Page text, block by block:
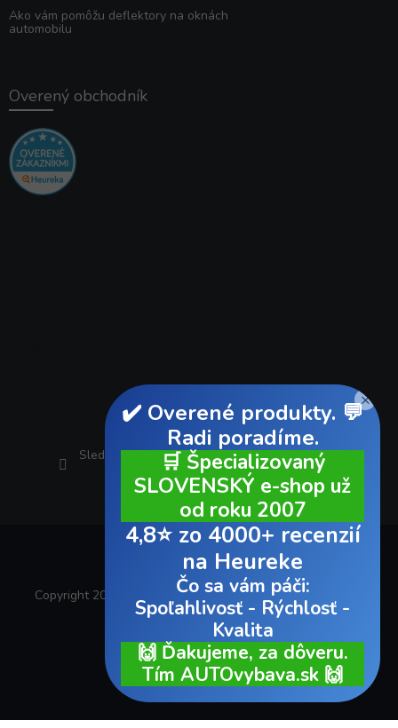
Ako vám pomôžu deflektory na oknách
automobilu
Overený obchodník
Sledovať na Instagrame
Copyright 2026 AUTOvybava.sk. Všetky práva vyhradené.
Vytvoril Shoptet
×
✔️ Overené produkty. 💬
Radi poradíme.
🛒 Špecializovaný
SLOVENSKÝ e-shop už
od roku 2007
4,8⭐ zo 4000+ recenzií
na Heureke
Čo sa vám páči:
Spoľahlivosť - Rýchlosť -
Kvalita
🙌 Ďakujeme, za dôveru.
Tím AUTOvybava.sk 🙌